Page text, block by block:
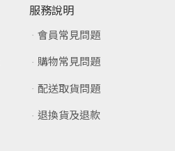
服務說明
會員常見問題
購物常見問題
配送取貨問題
退換貨及退款